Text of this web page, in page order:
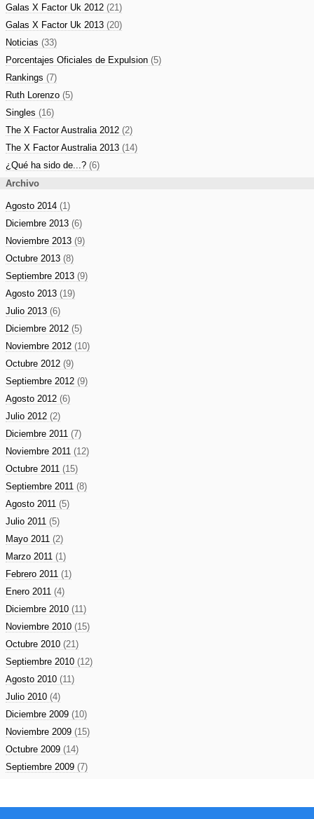
Galas X Factor Uk 2012 (21)
Galas X Factor Uk 2013 (20)
Noticias (33)
Porcentajes Oficiales de Expulsion (5)
Rankings (7)
Ruth Lorenzo (5)
Singles (16)
The X Factor Australia 2012 (2)
The X Factor Australia 2013 (14)
¿Qué ha sido de...? (6)
Archivo
Agosto 2014 (1)
Diciembre 2013 (6)
Noviembre 2013 (9)
Octubre 2013 (8)
Septiembre 2013 (9)
Agosto 2013 (19)
Julio 2013 (6)
Diciembre 2012 (5)
Noviembre 2012 (10)
Octubre 2012 (9)
Septiembre 2012 (9)
Agosto 2012 (6)
Julio 2012 (2)
Diciembre 2011 (7)
Noviembre 2011 (12)
Octubre 2011 (15)
Septiembre 2011 (8)
Agosto 2011 (5)
Julio 2011 (5)
Mayo 2011 (2)
Marzo 2011 (1)
Febrero 2011 (1)
Enero 2011 (4)
Diciembre 2010 (11)
Noviembre 2010 (15)
Octubre 2010 (21)
Septiembre 2010 (12)
Agosto 2010 (11)
Julio 2010 (4)
Diciembre 2009 (10)
Noviembre 2009 (15)
Octubre 2009 (14)
Septiembre 2009 (7)